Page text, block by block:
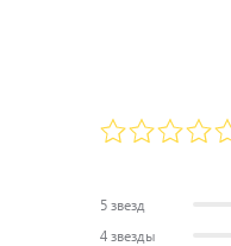
5 звезд
4 звезды